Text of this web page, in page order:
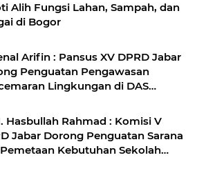
Alih Fungsi Lahan, Sampah, dan
di Bogor
Arifin : Pansus XV DPRD Jabar
Penguatan Pengawasan
Lingkungan di DAS
Hasbullah Rahmad : Komisi V
Jabar Dorong Penguatan Sarana
Kebutuhan Sekolah